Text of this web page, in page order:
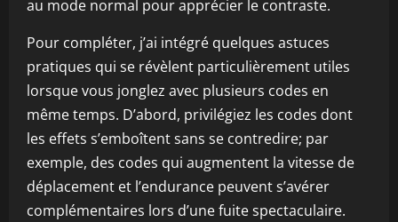
au mode normal pour apprécier le contraste.
Pour compléter, j’ai intégré quelques astuces
pratiques qui se révèlent particulièrement utiles
lorsque vous jonglez avec plusieurs codes en
même temps. D’abord, privilégiez les codes dont
les effets s’emboîtent sans se contredire; par
exemple, des codes qui augmentent la vitesse de
déplacement et l’endurance peuvent s’avérer
complémentaires lors d’une fuite spectaculaire.